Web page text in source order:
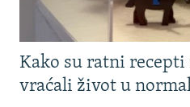
Kako su ratni
vraćali život u